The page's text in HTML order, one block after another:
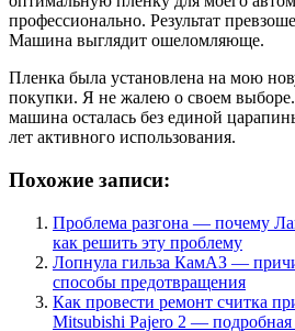
профессионально. Результат
Машина выглядит ошеломляюще.
Пленка была установлена на мою
покупки. Я не жалею о своем
машина осталась без единой
лет активного использования.
Похожие записи:
Проблема разгона — почему
как решить эту проблему
Лопнула гильза КамАЗ —
способы предотвращения
Как провести ремонт считка
Mitsubishi Pajero 2 —